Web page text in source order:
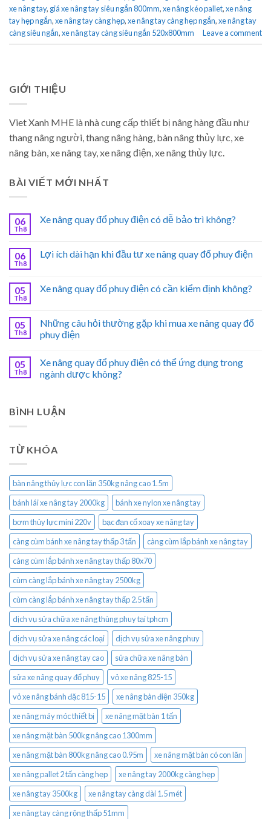
xe nâng tay, giá xe nâng tay siêu ngắn 800mm,xe nâng kéo pallet,xe nâng
tay hẹp ngắn,xe nâng tay càng hẹp,xe nâng tay càng hẹp ngắn,xe nâng tay
càng siêu ngắn,xe nâng tay càng siêu ngắn 520x800mm Leave a comment
GIỚI THIỆU
Viet Xanh MHE là nhà cung cấp thiết bị nâng hàng đầu như
thang nâng người, thang nâng hàng, bàn nâng thủy lực, xe
nâng bàn, xe nâng tay, xe nâng điện, xe nâng thủy lực.
BÀI VIẾT MỚI NHẤT
06
Th8
Xe nâng quay đổ phuy điện có dễ bảo trì không?
06
Th8
Lợi ích dài hạn khi đầu tư xe nâng quay đổ phuy điện
05
Th8
Xe nâng quay đổ phuy điện có cần kiểm định không?
05
Th8
Những câu hỏi thường gặp khi mua xe nâng quay đổ
phuy điện
05
Th8
Xe nâng quay đổ phuy điện có thể ứng dụng trong
ngành dược không?
BÌNH LUẬN
TỪ KHÓA
bàn nâng thủy lực con lăn 350kg nâng cao 1.5m
bánh lái xe nâng tay 2000kg
bánh xe nylon xe nâng tay
bơm thủy lực mini 220v
bạc đạn cổ xoay xe nâng tay
càng cùm bánh xe nâng tay thấp 3 tấn
càng cùm lắp bánh xe nâng tay
càng cùm lắp bánh xe nâng tay thấp 80x70
cùm càng lắp bánh xe nâng tay 2500kg
cùm càng lắp bánh xe nâng tay thấp 2.5 tấn
dịch vụ sửa chữa xe nâng thùng phuy tại tphcm
dịch vụ sửa xe nâng các loại
dịch vụ sửa xe nâng phuy
dịch vụ sửa xe nâng tay cao
sửa chữa xe nâng bàn
sửa xe nâng quay đổ phuy
vỏ xe nâng 825-15
vỏ xe nâng bánh đặc 815-15
xe nâng bàn điện 350kg
xe nâng máy móc thiết bị
xe nâng mặt bàn 1 tấn
xe nâng mặt bàn 500kg nâng cao 1300mm
xe nâng mặt bàn 800kg nâng cao 0.95m
xe nâng mặt bàn có con lăn
xe nâng pallet 2 tấn càng hẹp
xe nâng tay 2000kg càng hẹp
xe nâng tay 3500kg
xe nâng tay càng dài 1.5 mét
xe nâng tay càng rộng thấp 51mm